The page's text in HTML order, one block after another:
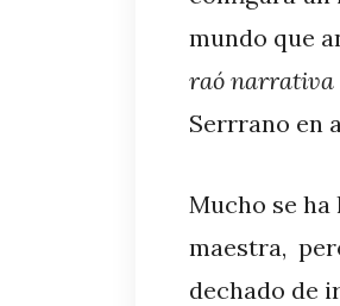
mundo que
raó narrativa
Serrrano en
Mucho se ha
maestra,
dechado de